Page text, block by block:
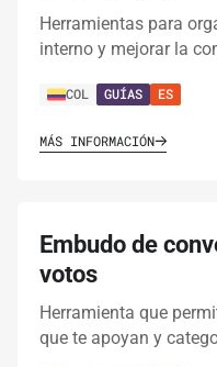
Herramientas para
interno y mejorar la
COL GUÍAS ES
MÁS INFORMACIÓN
Embudo de
votos
Herramienta que
que te apoyan y